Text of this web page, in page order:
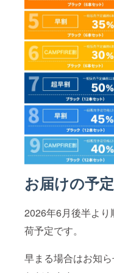
お届けの予定
2026年6月後半より
荷予定です。
早まる場合はお知